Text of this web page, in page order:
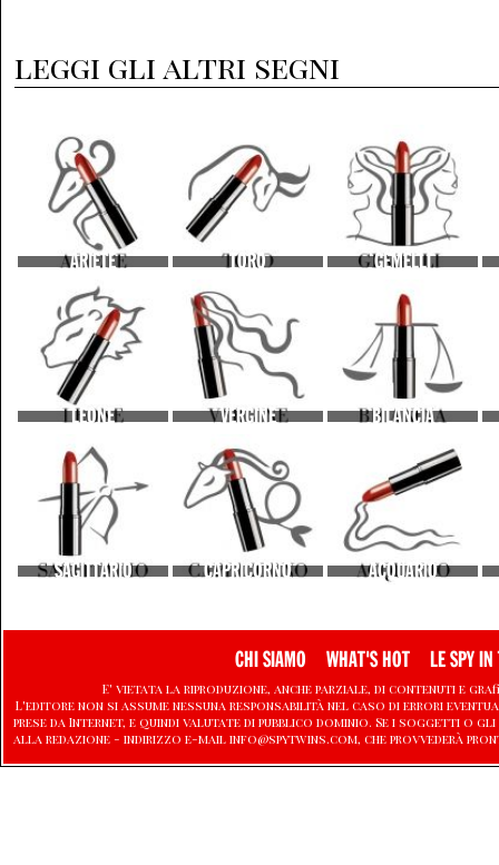
leggi gli altri segni
ARIETE TORO GEMELLI
LEONE VERGINE BILANCIA
SAGITTARIO CAPRICORNO ACQUARIO
CHI SIAMO WHAT'S HOT LE SPY IN
E' vietata la riproduzione, anche parziale, di contenuti e
L'editore non si assume nessuna responsabilità nel caso di errori
prese da Internet, e quindi valutate di pubblico dominio. Se i soggetti
alla redazione - indirizzo e-mail info@spytwins.com, che provvederà